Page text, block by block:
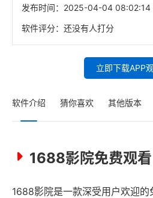
发布时间： 2025-04-04 08:02:14
软件评分： 还没有人打分
立即下载APP
软件介绍 猜你喜欢 其他版本
1688影院免费观
1688影院是一款深受用户欢迎的